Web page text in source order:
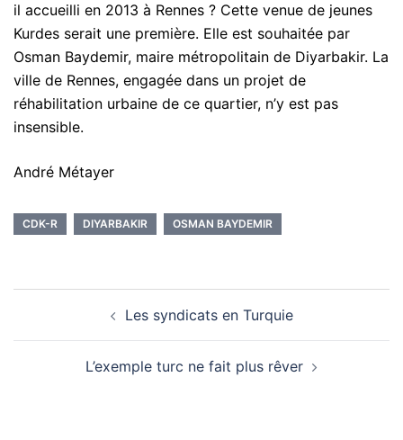
il accueilli en 2013 à Rennes ? Cette venue de jeunes
Kurdes serait une première. Elle est souhaitée par
Osman Baydemir, maire métropolitain de Diyarbakir. La
ville de Rennes, engagée dans un projet de
réhabilitation urbaine de ce quartier, n’y est pas
insensible.
André Métayer
CDK-R DIYARBAKIR OSMAN BAYDEMIR
Les syndicats en Turquie
L’exemple turc ne fait plus rêver